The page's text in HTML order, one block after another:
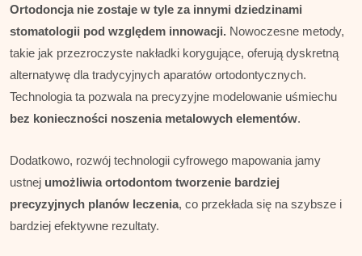
Ortodoncja nie zostaje w tyle za innymi dziedzinami
stomatologii pod względem innowacji. Nowoczesne metody,
takie jak przezroczyste nakładki korygujące, oferują dyskretną
alternatywę dla tradycyjnych aparatów ortodontycznych.
Technologia ta pozwala na precyzyjne modelowanie uśmiechu
bez konieczności noszenia metalowych elementów.
Dodatkowo, rozwój technologii cyfrowego mapowania jamy
ustnej umożliwia ortodontom tworzenie bardziej
precyzyjnych planów leczenia, co przekłada się na szybsze i
bardziej efektywne rezultaty.